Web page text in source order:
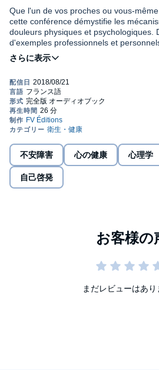
Que l'un de vos proches ou vous-
cette conférence démystifie les
douleurs physiques et psychologiques.
d'exemples professionnels et
comment le stress se transforme en
et quels sont les moyens de prévention
remédier à ce mal du siècle.
©2018 FV Éditions (P)2018 FV Éditions
不安障害 心の健康 心理学
自己啓発
まだレビューはあり